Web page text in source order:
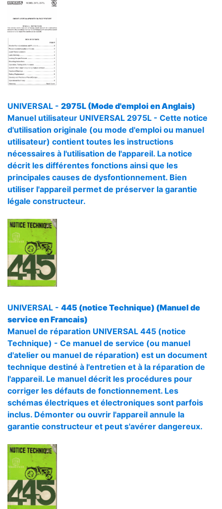
UNIVERSAL - 2975L (Mode d'emploi en Anglais)
Manuel utilisateur UNIVERSAL 2975L - Cette notice
d'utilisation originale (ou mode d'emploi ou manuel
utilisateur) contient toutes les instructions
nécessaires à l'utilisation de l'appareil. La notice
décrit les différentes fonctions ainsi que les
principales causes de dysfontionnement. Bien
utiliser l'appareil permet de préserver la garantie
légale constructeur.
UNIVERSAL - 445 (notice Technique) (Manuel de
service en Francais)
Manuel de réparation UNIVERSAL 445 (notice
Technique) - Ce manuel de service (ou manuel
d'atelier ou manuel de réparation) est un document
technique destiné à l'entretien et à la réparation de
l'appareil. Le manuel décrit les procédures pour
corriger les défauts de fonctionnement. Les
schémas électriques et électroniques sont parfois
inclus. Démonter ou ouvrir l'appareil annule la
garantie constructeur et peut s'avérer dangereux.